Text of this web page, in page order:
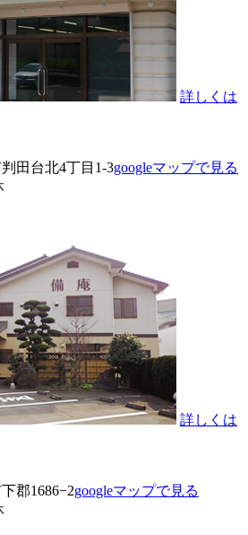
詳しくは
田台北4丁目1-3googleマップで見る
詳しくは
郡1686−2googleマップで見る